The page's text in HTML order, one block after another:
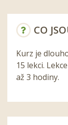
CO
Kurz je
15 lekci.
až 3 hodiny.